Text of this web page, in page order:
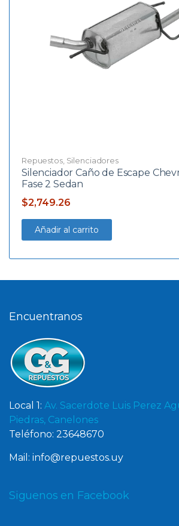
Repuestos, Silenciadores
Silenciador Caño de Escape
Fase 2 Sedan
$2,749.26
Añadir al carrito
Encuentranos
Local 1: Av. Sacerdote Luis Perez
Piedras, Canelones
Teléfono: 23648670
Mail: info@repuestos.uy
Siguenos en Facebook